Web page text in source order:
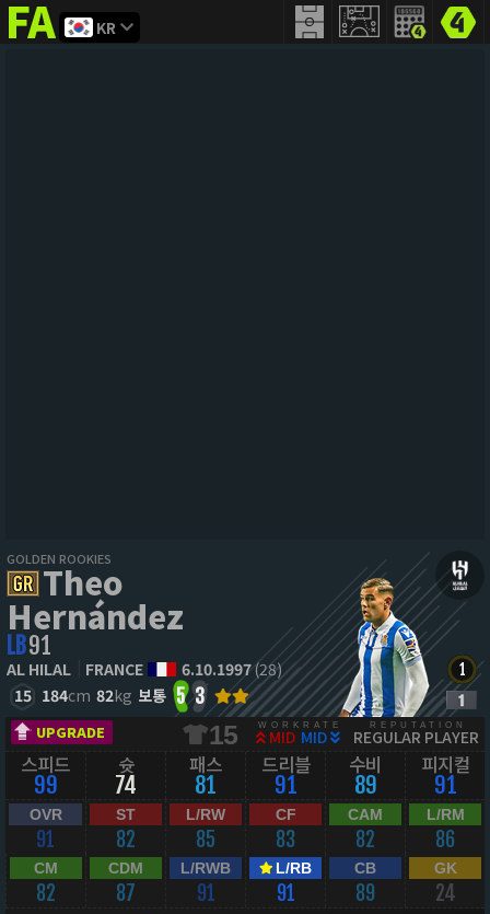
FIFAaddict
KR
GOLDEN ROOKIES
Theo
Hernández
LB91
AL HILAL FRANCE 6.10.1997(28)
15 184cm 82kg 보통 5 3
UPGRADE 15 WORKRATE
MID MID
REPUTATION
REGULAR PLAYER
스피드
99
슛
74
패스
81
드리블
91
수비
89
피지컬
91
OVR
91
ST
82
L/RW
85
CF
83
CAM
82
L/RM
86
CM
82
CDM
87
L/RWB
91
L/RB
91
CB
89
GK
24